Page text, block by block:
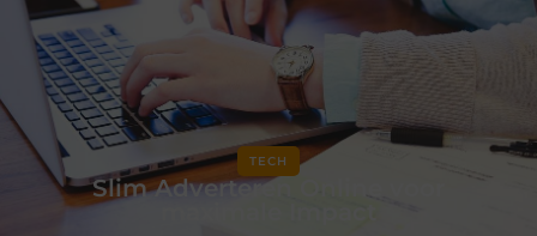
TECH
Slim Adverteren Online voor